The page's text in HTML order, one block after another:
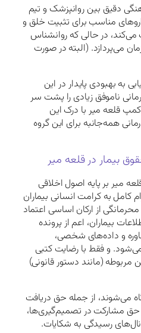
دقیق بین روانپزشک و تیم
مناسب برای تثبیت خلق و
در حالی که روانشناس
می‌پردازد. (البته در صورت
به بهبودی پایدار در این
ناموفق زیادی را پشت سر
قلعه میر با درک این
همه‌جانبه برای این گروه
بیمار در قلعه میر
میر بر پایه اصول اخلاقی
کامل به کرامت انسانی بیماران
از ارکان اساسی اعتماد
بیماران، اعم از پرونده
و داده‌های شخصی،
و فقط با رضایت کتبی
مربوطه (مانند دستور قانونی)
می‌شوند، از جمله حق دریافت
حق مشارکت در تصمیم‌گیری‌ها،
رسیدگی به شکایات.